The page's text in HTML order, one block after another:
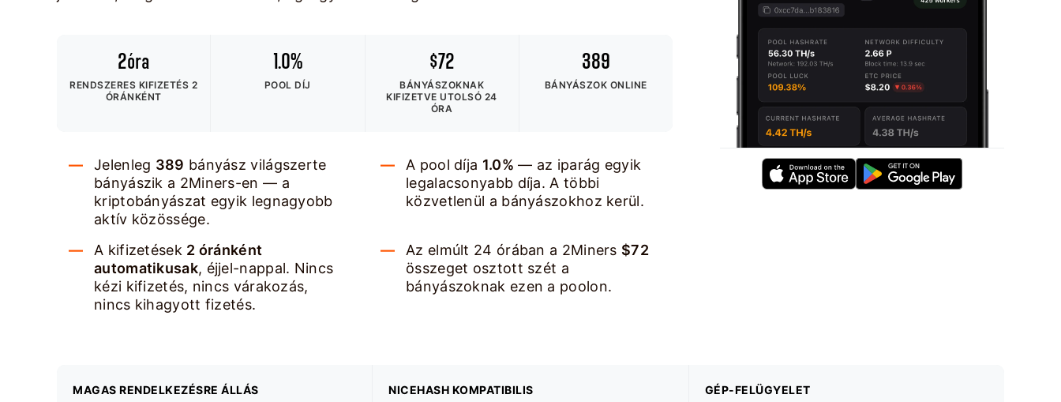
2óra
RENDSZERES KIFIZETÉS 2
ÓRÁNKÉNT
1.0%
POOL DÍJ
$72
BÁNYÁSZOKNAK
KIFIZETVEUTOLSÓ 24
ÓRA
389
BÁNYÁSZOK ONLINE
Jelenleg 389 bányász világszerte
bányászik a 2Miners-en — a
kriptobányászat egyik legnagyobb
aktív közössége.
A pool díja 1.0% — az iparág egyik
legalacsonyabb díja. A többi
közvetlenül a bányászokhoz kerül.
A kifizetések 2 óránként
automatikusak, éjjel-nappal. Nincs
kézi kifizetés, nincs várakozás,
nincs kihagyott fizetés.
Az elmúlt 24 órában a 2Miners $72
összeget osztott szét a
bányászoknak ezen a poolon.
MAGAS RENDELKEZÉSRE ÁLLÁS NICEHASH KOMPATIBILIS GÉP-FELÜGYELET